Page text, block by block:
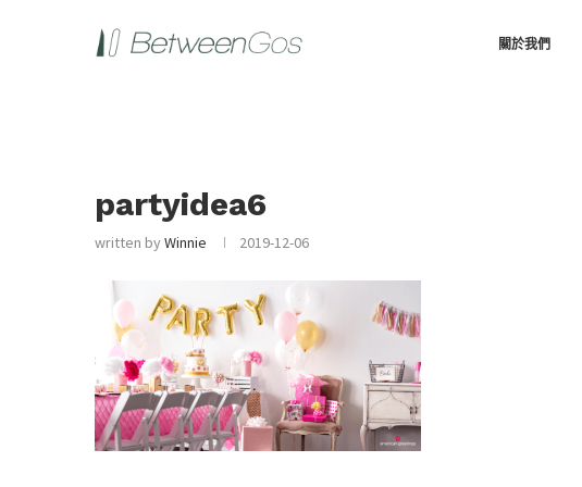
關於我們
partyidea6
written byWinnie 2019-12-06